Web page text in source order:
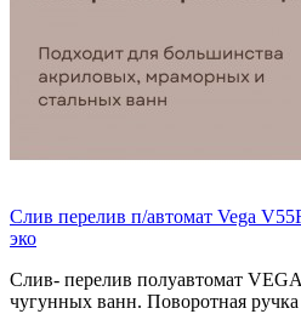
Слив перелив п/автомат Vega
эко
Слив- перелив полуавтомат
чугунных ванн. Поворотная